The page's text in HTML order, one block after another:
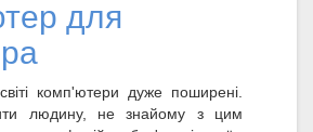
для
комп'ютери дуже поширені.
людину, не знайому з цим